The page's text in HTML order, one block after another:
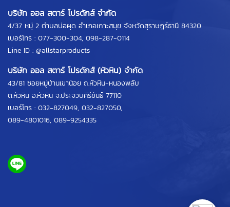
บริษัท ออล สตาร์ โปรดักส์ จำกัด
4/37 หมู่ 2 ตำบลบ่อผุด อำเภอเกาะสมุย จังหวัดสุราษฎร์ธานี 84320
เบอร์โทร : 077-300-304, 098-287-0114
Line ID : @allstarproducts
บริษัท ออล สตาร์ โปรดักส์ (หัวหิน) จำกัด
43/81 ซอยหมู่บ้านเขาน้อย ถ.หัวหิน-หนองพลับ
ต.หัวหิน อ.หัวหิน จ.ประจวบคีรีขันธ์ 77110
เบอร์โทร : 032-827049, 032-827050,
089-4801016, 089-9254335